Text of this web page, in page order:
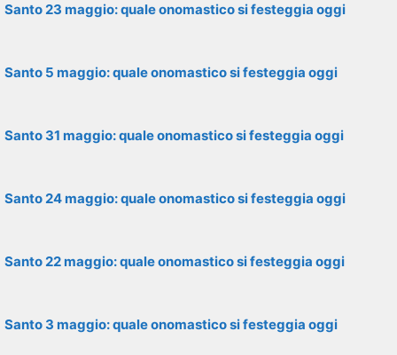
Santo 23 maggio: quale onomastico si festeggia oggi
Santo 5 maggio: quale onomastico si festeggia oggi
Santo 31 maggio: quale onomastico si festeggia oggi
Santo 24 maggio: quale onomastico si festeggia oggi
Santo 22 maggio: quale onomastico si festeggia oggi
Santo 3 maggio: quale onomastico si festeggia oggi